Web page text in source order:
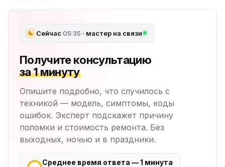
Сейчас05:35 · мастер на связи
Получите консультацию
за 1 минуту
Опишите подробно, что случилось с
техникой — модель, симптомы, коды
ошибок. Эксперт подскажет причину
поломки и стоимость ремонта. Без
выходных, ночью и в праздники.
Среднее время ответа — 1 минута